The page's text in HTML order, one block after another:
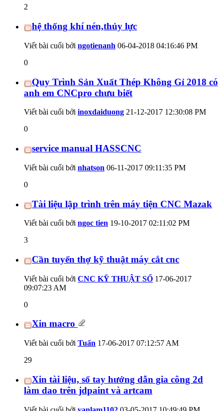
2
hệ thống khí nén,thủy lực
Viết bài cuối bởi ngotienanh 06-04-2018 04:16:46 PM
0
Quy Trình Sản Xuất Thép Không Gỉ 2018 có
anh em CNCpro chưu biết
Viết bài cuối bởi inoxdaiduong 21-12-2017 12:30:08 PM
0
service manual HASSCNC
Viết bài cuối bởi nhatson 06-11-2017 09:11:35 PM
0
Tài liệu lập trình trên máy tiện CNC Mazak
Viết bài cuối bởi ngoc tien 19-10-2017 02:11:02 PM
3
Cần tuyển thợ kỹ thuật máy cắt cnc
Viết bài cuối bởi CNC KỸ THUẬT SỐ 17-06-2017
09:07:23 AM
0
Xin macro
Viết bài cuối bởi Tuấn 17-06-2017 07:12:57 AM
29
Xin tài liệu, sổ tay hướng dẫn gia công 2d
làm dao trên jdpaint và artcam